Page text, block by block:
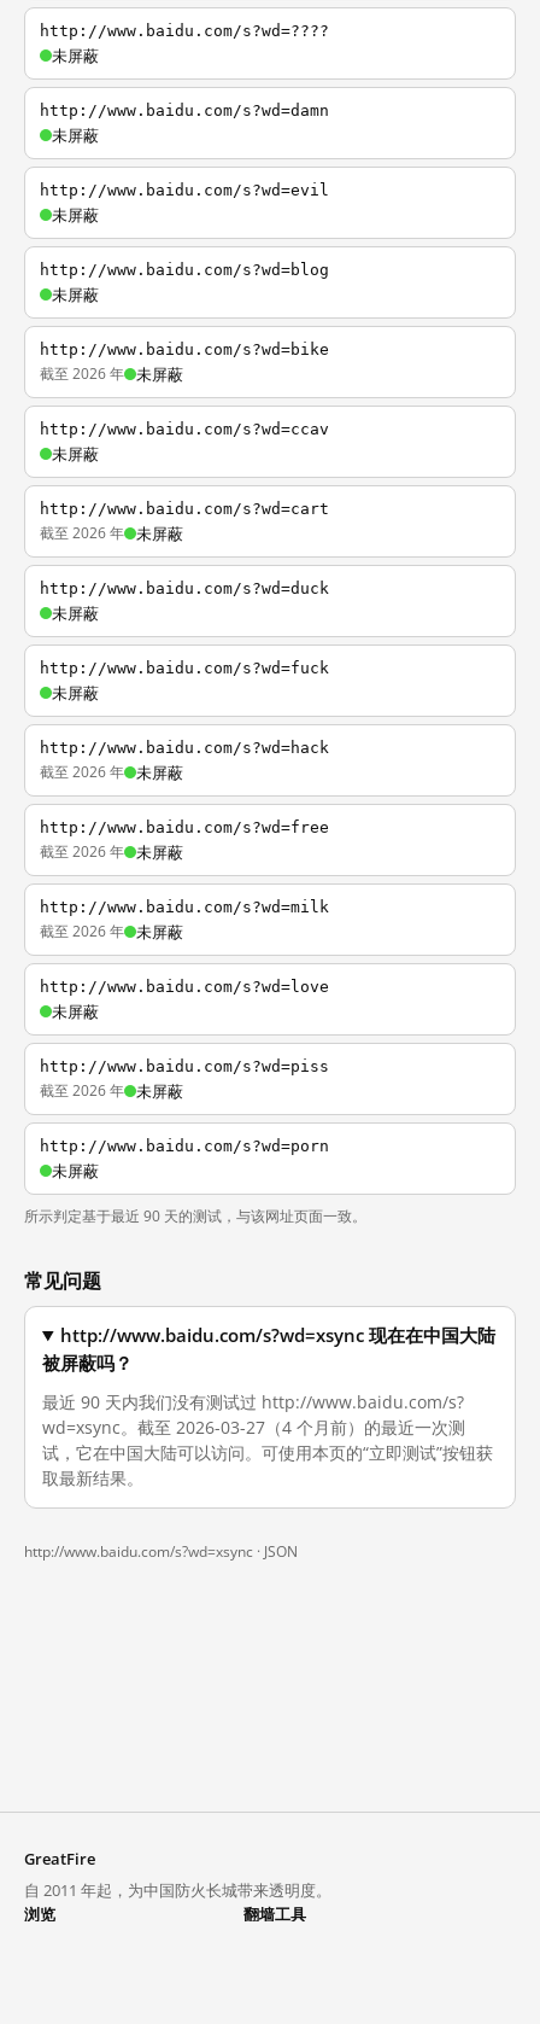
http://www.baidu.com/s?wd=????
未屏蔽
http://www.baidu.com/s?wd=damn
未屏蔽
http://www.baidu.com/s?wd=evil
未屏蔽
http://www.baidu.com/s?wd=blog
未屏蔽
http://www.baidu.com/s?wd=bike
截至 2026 年 未屏蔽
http://www.baidu.com/s?wd=ccav
未屏蔽
http://www.baidu.com/s?wd=cart
截至 2026 年 未屏蔽
http://www.baidu.com/s?wd=duck
未屏蔽
http://www.baidu.com/s?wd=fuck
未屏蔽
http://www.baidu.com/s?wd=hack
截至 2026 年 未屏蔽
http://www.baidu.com/s?wd=free
截至 2026 年 未屏蔽
http://www.baidu.com/s?wd=milk
截至 2026 年 未屏蔽
http://www.baidu.com/s?wd=love
未屏蔽
http://www.baidu.com/s?wd=piss
截至 2026 年 未屏蔽
http://www.baidu.com/s?wd=porn
未屏蔽
所示判定基于最近 90 天的测试，与该网址页面一致。
常见问题
http://www.baidu.com/s?wd=xsync 现在在中国大陆
被屏蔽吗？
最近 90 天内我们没有测试过 http://www.baidu.com/s?
wd=xsync。截至 2026-03-27（4 个月前）的最近一次测
试，它在中国大陆可以访问。可使用本页的“立即测试”按钮获
取最新结果。
http://www.baidu.com/s?wd=xsync · JSON
GreatFire
自 2011 年起，为中国防火长城带来透明度。
浏览
翻墙工具